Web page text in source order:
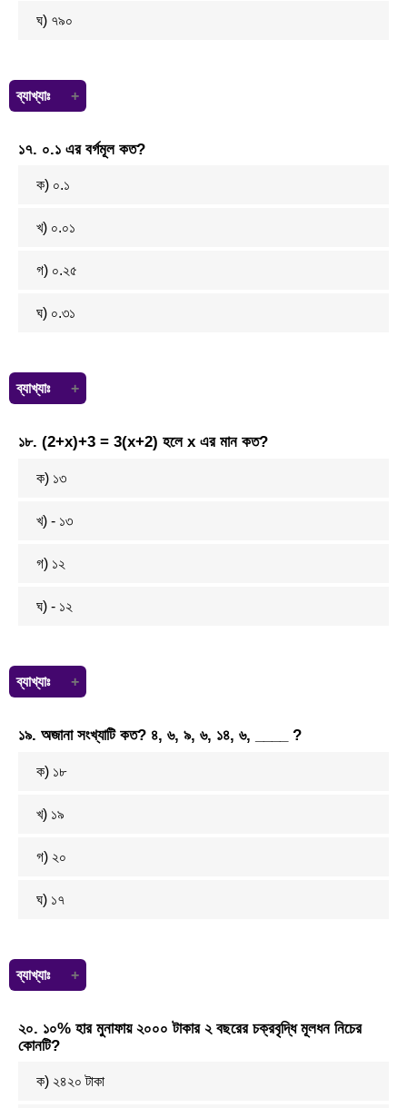
ঘ) ৭৯০
ব্যাখ্যাঃ
৮৩০+৭৪২
=১৫৭২২
১৭. ০.১ এর বর্গমূল কত?
ক) ০.১
খ) ০.০১
গ) ০.২৫
ঘ) ০.৩১
ব্যাখ্যাঃ
১৮. (2+x)+3 = 3(x+2) হলে x এর মান কত?
ক) ১৩
খ) - ১৩
গ) ১২
ঘ) - ১২
ব্যাখ্যাঃ
(2+x)+ 3= 3(x +2) 2+x+3= 3x + 6 5+ x= 3x+6 x – 3x = 6-5 –
2x= 1 x= –১২ ১৯. অজানা সংখ্যাটি কত? ৪, ৬, ৯, ৬, ১৪, ৬, ____ ?
ক) ১৮
খ) ১৯
গ) ২০
ঘ) ১৭
ব্যাখ্যাঃ
এখানে, ৪+৫ = ৯
৯+৫ = ১৪
২০. ১০% হার মুনাফায় ২০০০ টাকার ২ বছরের চক্রবৃদ্ধি মূলধন নিচের
কোনটি?
ক) ২৪২০ টাকা